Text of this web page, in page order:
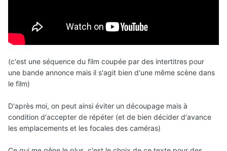
(c'est une séquence du film coupée par des intertitres pour
une bande annonce mais il s'agit bien d'une même scène dans
le film)
D'après moi, on peut ainsi éviter un découpage mais à
condition d'accepter de répéter (et de bien décider d'avance
les emplacements et les focales des caméras)